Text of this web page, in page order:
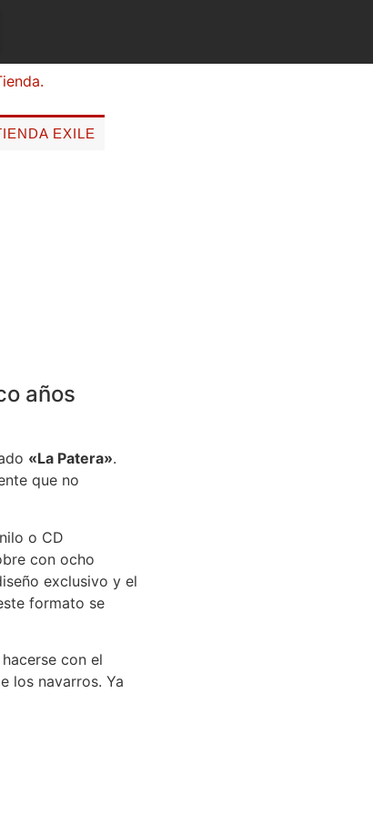
EXILE
años
«La Patera».
que no
o CD
con ocho
exclusivo y el
formato se
con el
los navarros. Ya